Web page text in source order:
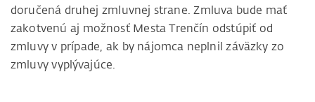
doručená druhej zmluvnej strane. Zmluva bude mať
zakotvenú aj možnosť Mesta Trenčín odstúpiť od
zmluvy v prípade, ak by nájomca neplnil záväzky zo
zmluvy vyplývajúce.